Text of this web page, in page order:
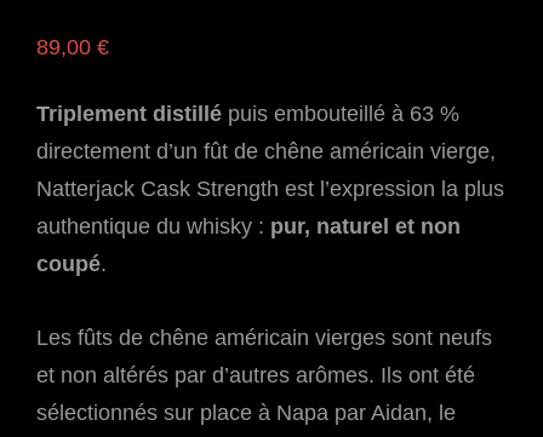
89,00 €
Triplement distillé puis embouteillé à 63 %
directement d’un fût de chêne américain vierge,
Natterjack Cask Strength est l’expression la plus
authentique du whisky : pur, naturel et non
coupé.
Les fûts de chêne américain vierges sont neufs
et non altérés par d’autres arômes. Ils ont été
sélectionnés sur place à Napa par Aidan, le